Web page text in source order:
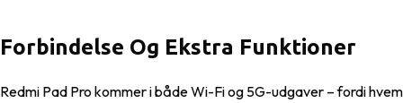
Forbindelse Og Ekstra Funktioner
Redmi Pad Pro kommer i både Wi-Fi og 5G-udgaver – fordi hvem